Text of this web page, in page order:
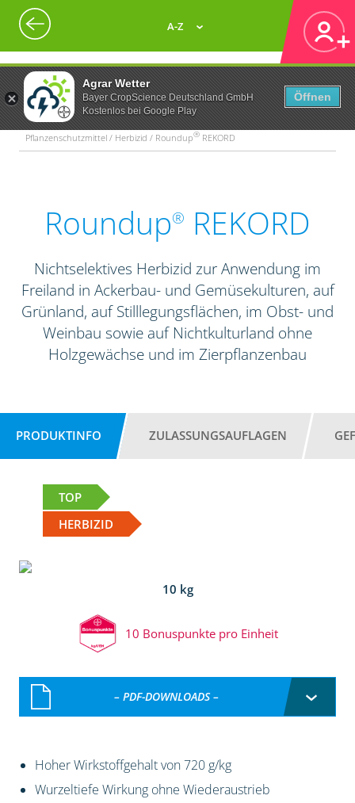
Agrar Wetter
Bayer CropScience Deutschland GmbH
Kostenlos bei Google Play
Öffnen
A-Z
Pflanzenschutzmittel / Herbizid / Roundup® REKORD
Roundup® REKORD
Nichtselektives Herbizid zur Anwendung im
Freiland in Ackerbau- und Gemüsekulturen, auf
Grünland, auf Stilllegungsflächen, im Obst- und
Weinbau sowie auf Nichtkulturland ohne
Holzgewächse und im Zierpflanzenbau
PRODUKTINFO ZULASSUNGSAUFLAGEN
TOP
HERBIZID
10 kg
10 Bonuspunkte pro Einheit
– PDF-DOWNLOADS –
Hoher Wirkstoffgehalt von 720 g/kg
Wurzeltiefe Wirkung ohne Wiederaustrieb